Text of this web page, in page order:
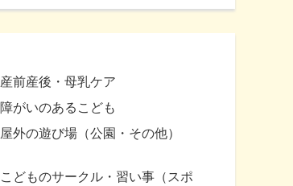
産前産後・母乳ケア
障がいのあるこども
屋外の遊び場（公園・その他）
こどものサークル・習い事（スポ